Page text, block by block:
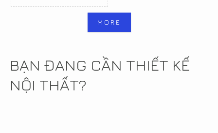
MORE
BẠN ĐANG CẦN THIẾT KẾ
NỘI THẤT?